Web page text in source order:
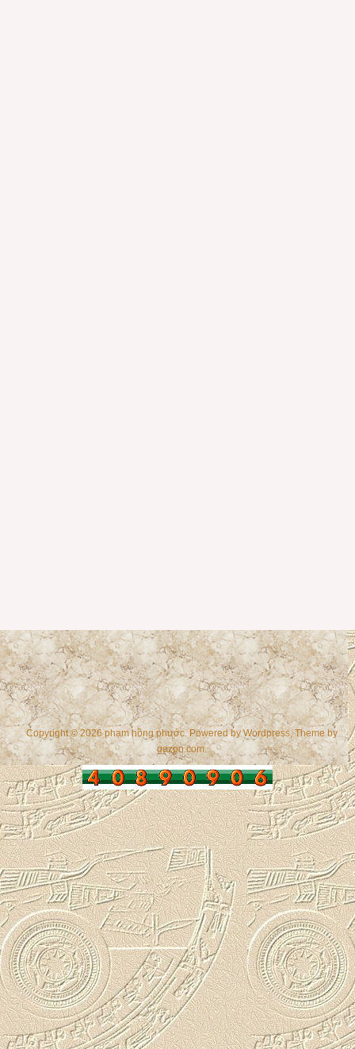
Copyright © 2026 phạm hồng phước. Powered byWordpress, Theme by
gazpo.com.